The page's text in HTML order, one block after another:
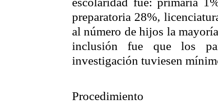
preparatoria 28%,
al número de hijos la
inclusión fue que los
investigación tuviesen
Procedimiento